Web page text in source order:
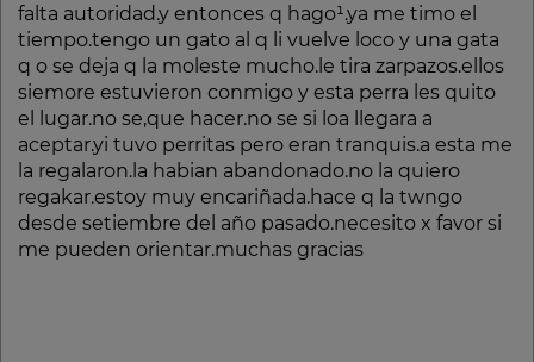
falta autoridad.y entonces q hago¹.ya me timo el
tiempo.tengo un gato al q li vuelve loco y una gata
q o se deja q la moleste mucho.le tira zarpazos.ellos
siemore estuvieron conmigo y esta perra les quito
el lugar.no se,que hacer.no se si loa llegara a
aceptar.yi tuvo perritas pero eran tranquis.a esta me
la regalaron.la habian abandonado.no la quiero
regakar.estoy muy encariñada.hace q la twngo
desde setiembre del año pasado.necesito x favor si
me pueden orientar.muchas gracias